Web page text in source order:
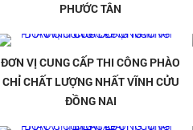
PHƯỚC TÂN
ĐƠN VỊ CUNG CẤP THI CÔNG PHÀO
CHỈ CHẤT LƯỢNG NHẤT VĨNH CỬU
ĐỒNG NAI